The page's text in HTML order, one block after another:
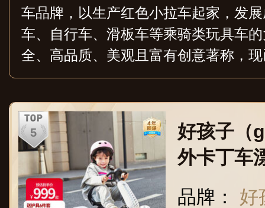
车品牌，以生产红色小拉车起家，发
车、自行车、滑板车等乘骑类玩具车
全、高品质、美观且富有创意著称，
区。
好孩子（
外卡丁车
童玩具充
品牌： 好